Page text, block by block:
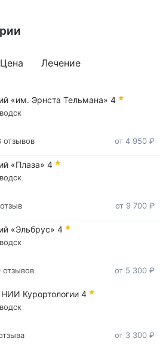
Цена Лечение
«им. Эрнста Тельмана» 4
отзывов от 4 950 ₽
«Плаза» 4
от 9 700 ₽
«Эльбрус» 4
отзывов от 5 300 ₽
НИИ Курортологии 4
от 3 300 ₽